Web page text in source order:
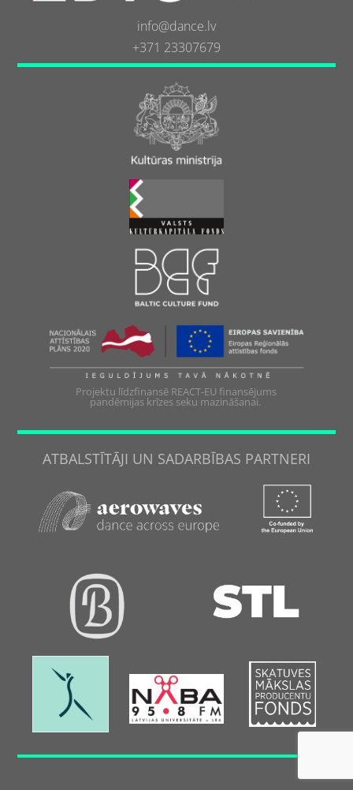
info@dance.lv
+371 23307679
Projektu līdzfinansē REACT-EU finansējums
pandēmijas krīzes seku mazināšanai.
ATBALSTĪTĀJI UN SADARBĪBAS PARTNERI